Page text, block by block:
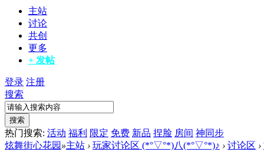
主站
讨论
共创
更多
+ 发帖
登录 注册
搜索
搜索
热门搜索: 活动 福利 限定 免费 新品 捏脸 房间 神同步
炫舞街心花园 »主站 › 玩家讨论区 (*°▽°*)八(*°▽°*)♪ › 讨论区 ›